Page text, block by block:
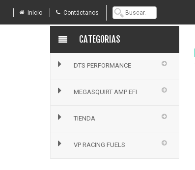
Inicio Contáctanos
CATEGORIAS
DTS PERFORMANCE
MEGASQUIRT AMP EFI
TIENDA
VP RACING FUELS